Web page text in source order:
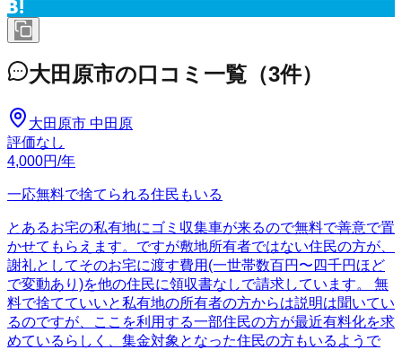
大田原市の口コミ一覧 （3件）
大田原市 中田原
評価なし
4,000円/年
一応無料で捨てられる住民もいる
とあるお宅の私有地にゴミ収集車が来るので無料で善意で置
かせてもらえます。ですが敷地所有者ではない住民の方が、
謝礼としてそのお宅に渡す費用(一世帯数百円〜四千円ほど
で変動あり)を他の住民に領収書なしで請求しています。 無
料で捨てていいと私有地の所有者の方からは説明は聞いてい
るのですが、ここを利用する一部住民の方が最近有料化を求
めているらしく、集金対象となった住民の方もいるようで